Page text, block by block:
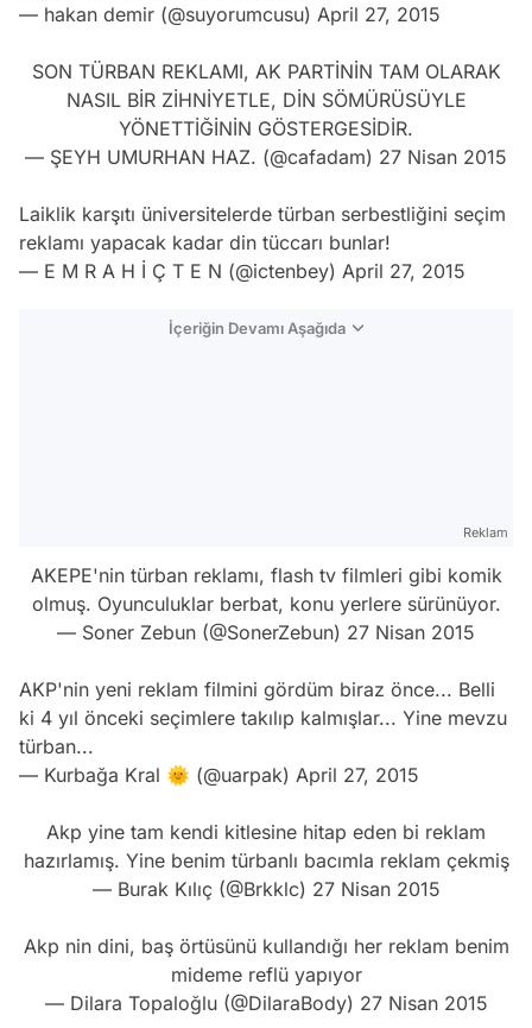
— hakan demir (@suyorumcusu) April 27, 2015
SON TÜRBAN REKLAMI, AK PARTİNİN TAM OLARAK
NASIL BİR ZİHNİYETLE, DİN SÖMÜRÜSÜYLE
YÖNETTİĞİNİN GÖSTERGESİDİR.
— ŞEYH UMURHAN HAZ. (@cafadam) 27 Nisan 2015
Laiklik karşıtı üniversitelerde türban serbestliğini seçim
reklamı yapacak kadar din tüccarı bunlar!
— E M R A H İ Ç T E N (@ictenbey) April 27, 2015
İçeriğin Devamı Aşağıda
Reklam
AKEPE'nin türban reklamı, flash tv filmleri gibi komik
olmuş. Oyunculuklar berbat, konu yerlere sürünüyor.
— Soner Zebun (@SonerZebun) 27 Nisan 2015
AKP'nin yeni reklam filmini gördüm biraz önce... Belli
ki 4 yıl önceki seçimlere takılıp kalmışlar... Yine mevzu
türban...
— Kurbağa Kral 🌞 (@uarpak) April 27, 2015
Akp yine tam kendi kitlesine hitap eden bi reklam
hazırlamış. Yine benim türbanlı bacımla reklam çekmiş
— Burak Kılıç (@Brkklc) 27 Nisan 2015
Akp nin dini, baş örtüsünü kullandığı her reklam benim
mideme reflü yapıyor
— Dilara Topaloğlu (@DilaraBody) 27 Nisan 2015